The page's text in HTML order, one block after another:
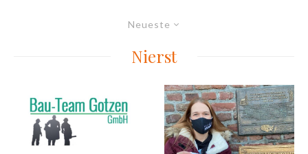
Neueste
Nierst